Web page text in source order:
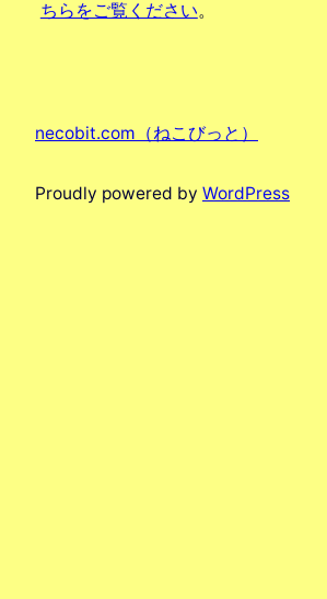
ちらをご覧ください。
necobit.com（ねこびっと）
Proudly powered by WordPress